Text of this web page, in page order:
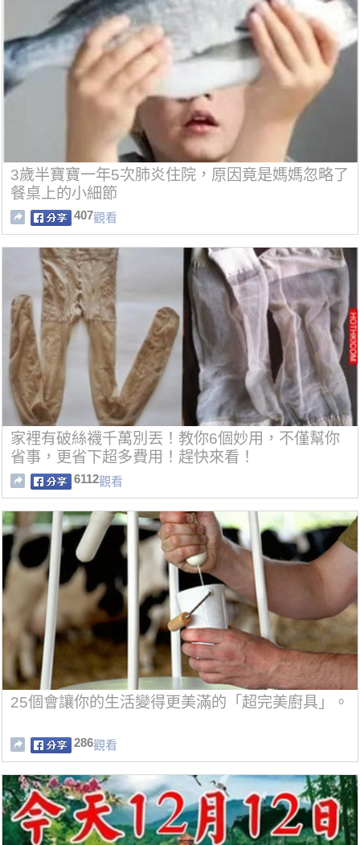
3歲半寶寶一年5次肺炎住院，原因竟是媽媽忽略了
餐桌上的小細節
407觀看
家裡有破絲襪千萬別丟！教你6個妙用，不僅幫你
省事，更省下超多費用！趕快來看！
6112觀看
25個會讓你的生活變得更美滿的「超完美廚具」。
286觀看